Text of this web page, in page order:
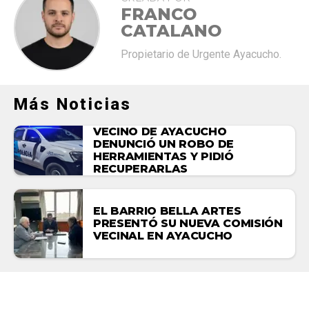
FRANCO
CATALANO
Propietario de Urgente Ayacucho.
Más Noticias
VECINO DE AYACUCHO
DENUNCIÓ UN ROBO DE
HERRAMIENTAS Y PIDIÓ
RECUPERARLAS
EL BARRIO BELLA ARTES
PRESENTÓ SU NUEVA COMISIÓN
VECINAL EN AYACUCHO